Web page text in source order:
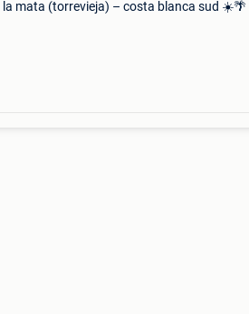
la mata (torrevieja) – costa blanca sud